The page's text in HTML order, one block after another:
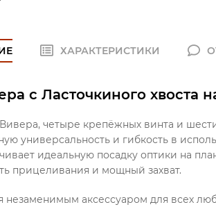
ХАРАКТЕРИСТИКИ
с Ласточкиного хвоста
четыре крепёжных винта и
универсальность и гибкость в
идеальную посадку оптики на
прицеливания и мощный захват.
незаменимым аксессуаром для всех